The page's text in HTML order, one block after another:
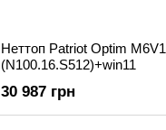
Неттоп Patriot Optim M6V1
(N100.16.S512)+win11
30 987 грн